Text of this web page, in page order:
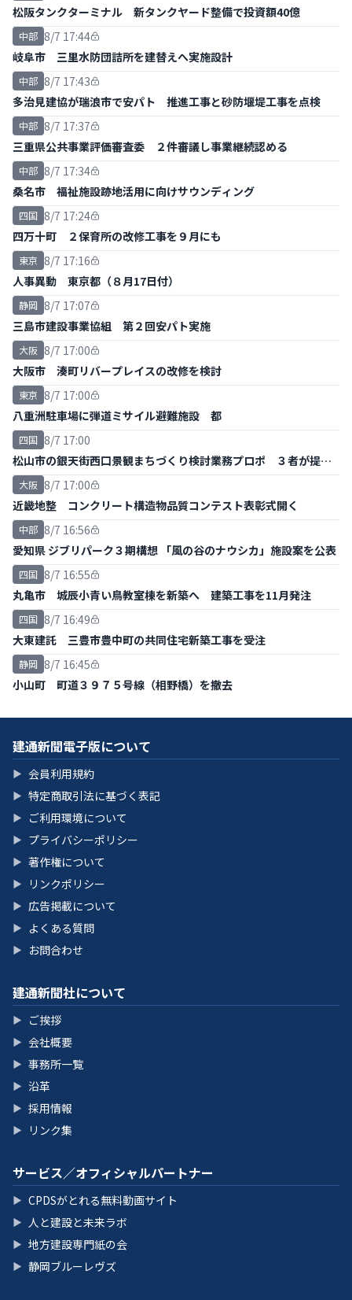
松阪タンクターミナル 新タンクヤード整備で投資額40億
中部 8/7 17:44
岐阜市 三里水防団詰所を建替えへ実施設計
中部 8/7 17:43
多治見建協が瑞浪市で安パト 推進工事と砂防堰堤工事を点検
中部 8/7 17:37
三重県公共事業評価審査委 ２件審議し事業継続認める
中部 8/7 17:34
桑名市 福祉施設跡地活用に向けサウンディング
四国 8/7 17:24
四万十町 ２保育所の改修工事を９月にも
東京 8/7 17:16
人事異動 東京都（８月17日付）
静岡 8/7 17:07
三島市建設事業協組 第２回安パト実施
大阪 8/7 17:00
大阪市 湊町リバープレイスの改修を検討
東京 8/7 17:00
八重洲駐車場に弾道ミサイル避難施設 都
四国 8/7 17:00
松山市の銀天街西口景観まちづくり検討業務プロポ ３者が提案
書提出
大阪 8/7 17:00
近畿地整 コンクリート構造物品質コンテスト表彰式開く
中部 8/7 16:56
愛知県 ジブリパーク３期構想 「風の谷のナウシカ」施設案を公表
四国 8/7 16:55
丸亀市 城辰小青い鳥教室棟を新築へ 建築工事を11月発注
四国 8/7 16:49
大東建託 三豊市豊中町の共同住宅新築工事を受注
静岡 8/7 16:45
小山町 町道３９７５号線（相野橋）を撤去
建通新聞電子版について
▶ 会員利用規約
▶ 特定商取引法に基づく表記
▶ ご利用環境について
▶ プライバシーポリシー
▶ 著作権について
▶ リンクポリシー
▶ 広告掲載について
▶ よくある質問
▶ お問合わせ
建通新聞社について
▶ ご挨拶
▶ 会社概要
▶ 事務所一覧
▶ 沿革
▶ 採用情報
▶ リンク集
サービス／オフィシャルパートナー
▶ CPDSがとれる無料動画サイト
▶ 人と建設と未来ラボ
▶ 地方建設専門紙の会
▶ 静岡ブルーレヴズ